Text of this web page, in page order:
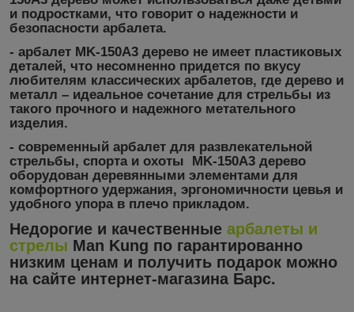
и подростками, что говорит о надежности и
безопасности арбалета.
- арбалет MK-150A3 дерево не имеет пластиковых
деталей, что несомненно придется по вкусу
любителям классических арбалетов, где дерево и
металл – идеальное сочетание для стрельбы из
такого прочного и надежного метательного
изделия.
- современный арбалет для развлекательной
стрельбы, спорта и охоты MK-150A3 дерево
оборудован деревянными элементами для
комфортного удержания, эргономичности цевья и
удобного упора в плечо прикладом.
Недорогие и качественные арбалеты и
стрелы Man Kung по гарантированно
низким ценам и получить подарок можно
на сайте интернет-магазина Барс.